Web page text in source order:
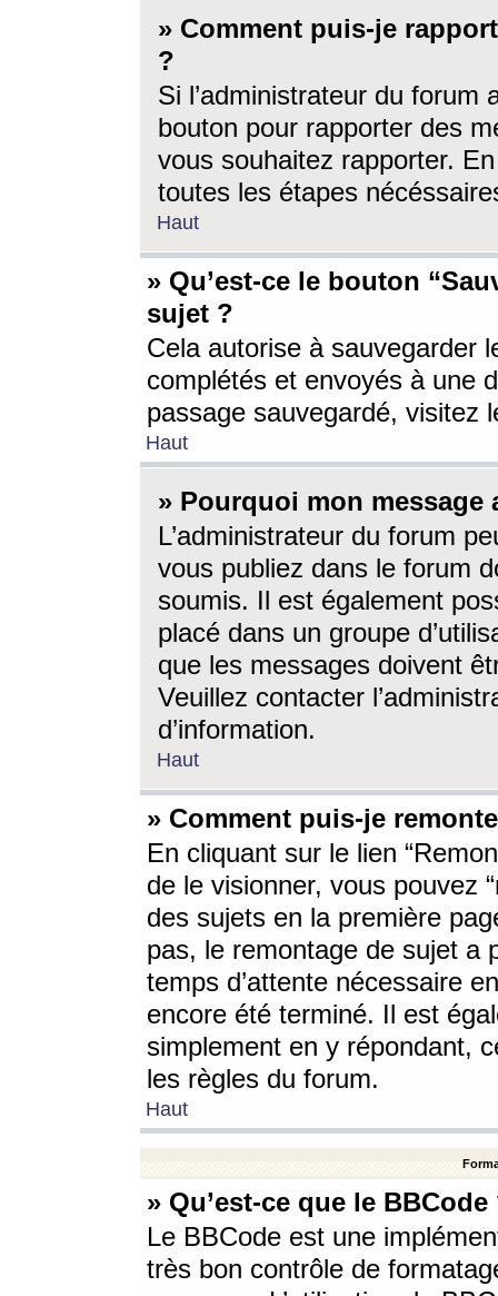
» Comment puis-je
?
Si l’administrateur du forum
bouton pour rapporter des
vous souhaitez rapporter.
toutes les étapes
Haut
» Qu’est-ce le bouton
sujet ?
Cela autorise à sauvegarder
complétés et envoyés à une
passage sauvegardé, visitez
Haut
» Pourquoi mon message
L’administrateur du forum
vous publiez dans le forum
soumis. Il est également
placé dans un groupe
que les messages doivent
Veuillez contacter
d’information.
Haut
» Comment puis-je
En cliquant sur le lien
de le visionner, vous pouvez
des sujets en la première
pas, le remontage de sujet a
temps d’attente nécessaire
encore été terminé. Il est
simplement en y répondant,
les règles du forum.
Haut
» Qu’est-ce que le BBCode
Le BBCode est une
très bon contrôle de